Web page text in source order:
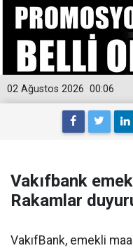
00:06
02 Ağustos 2026
Vakıfbank
Rakamlar
VakıfBank, emekli